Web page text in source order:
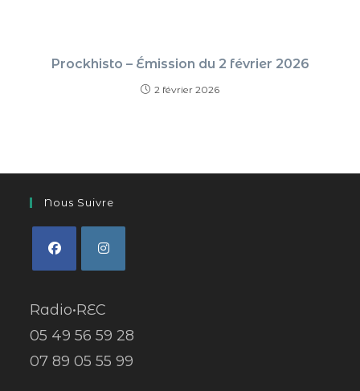
Prockhisto – Émission du 2 février 2026
2 février 2026
Nous Suivre
Radio•REC
05 49 56 59 28
07 89 05 55 99